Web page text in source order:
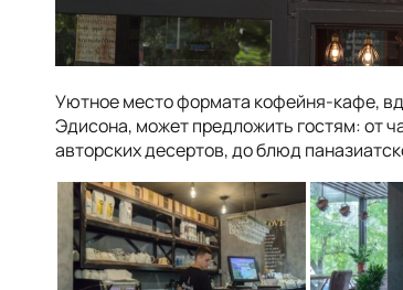
Уютное место формата кофейня-кафе,
Эдисона, может предложить гостям: от
авторских десертов, до блюд